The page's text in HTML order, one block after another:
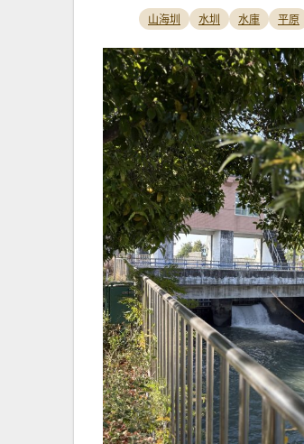
山海圳 水圳 水庫 平原